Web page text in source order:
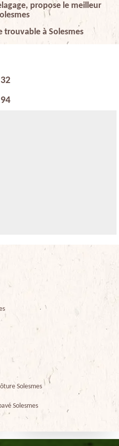
propose le meilleur
trouvable à Solesmes
Solesmes
Solesmes